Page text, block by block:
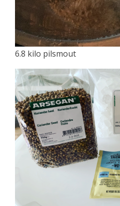
6.8 kilo pilsmout